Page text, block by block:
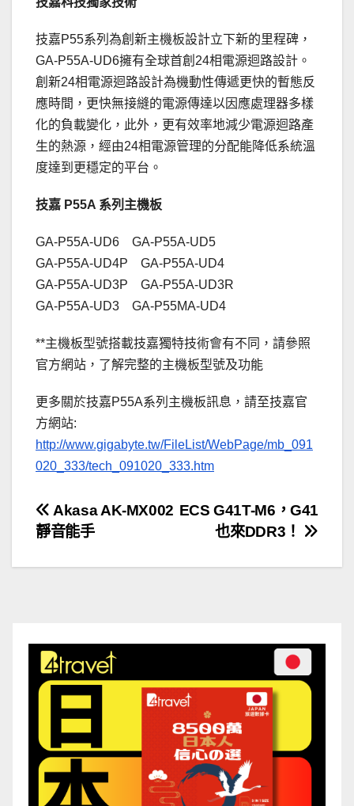
技嘉P55系列為創新主機板設計立下新的里程碑，
GA-P55A-UD6擁有全球首創24相電源迴路設計。
創新24相電源迴路設計為機動性傳遞更快的暫態反
應時間，更快無接縫的電源傳達以因應處理器多樣
化的負載變化，此外，更有效率地減少電源迴路產
生的熱源，經由24相電源管理的分配能降低系統溫
度達到更穩定的平台。
技嘉 P55A 系列主機板
GA-P55A-UD6 GA-P55A-UD5
GA-P55A-UD4P GA-P55A-UD4
GA-P55A-UD3P GA-P55A-UD3R
GA-P55A-UD3 GA-P55MA-UD4
**主機板型號搭載技嘉獨特技術會有不同，請參照
官方網站，了解完整的主機板型號及功能
更多關於技嘉P55A系列主機板訊息，請至技嘉官
方網站:
http://www.gigabyte.tw/FileList/WebPage/mb_091
020_333/tech_091020_333.htm
文
章
ECS G41T-M6，G41
也來DDR3！
Akasa AK-MX002
靜音能手